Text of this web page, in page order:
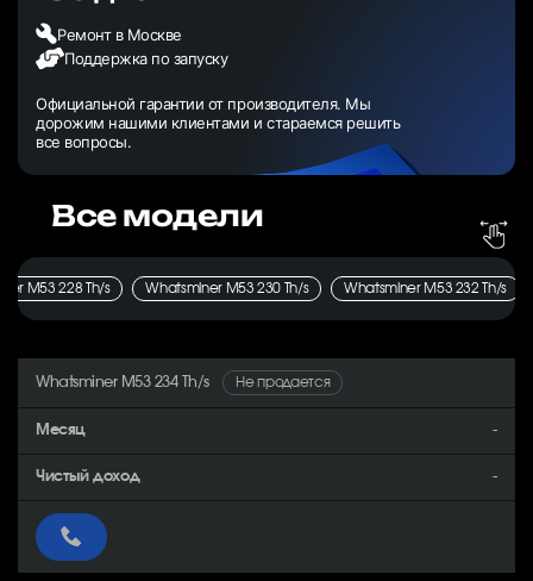
Ремонт в Москве
Поддержка по запуску
Официальной гарантии от производителя. Мы
дорожим нашими клиентами и стараемся решить
все вопросы.
Все модели
M53 228 Th/s Whatsminer M53 230 Th/s Whatsminer M53 232 Th/s
Whatsminer M53 234 Th/s Не продается
-
-